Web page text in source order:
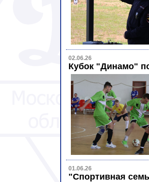
02.06.26
Кубок "Динамо"
01.06.26
"Спортивная